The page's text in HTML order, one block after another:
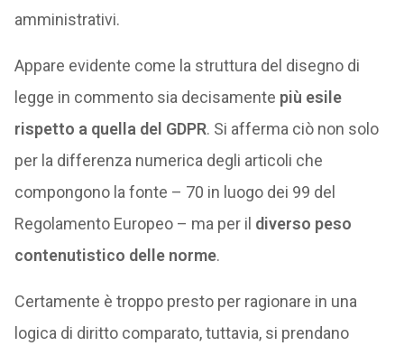
amministrativi.
Appare evidente come la struttura del disegno di
legge in commento sia decisamente più esile
rispetto a quella del GDPR. Si afferma ciò non solo
per la differenza numerica degli articoli che
compongono la fonte – 70 in luogo dei 99 del
Regolamento Europeo – ma per il diverso peso
contenutistico delle norme.
Certamente è troppo presto per ragionare in una
logica di diritto comparato, tuttavia, si prendano